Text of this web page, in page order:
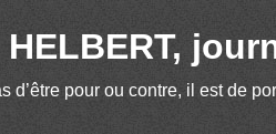
HELBERT,
d’être pour ou contre, il est de